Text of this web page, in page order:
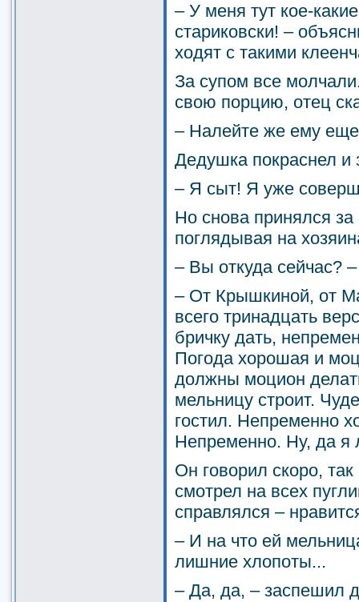
– У меня тут кое-
стариковски! –
ходят с такими
За супом все
свою порцию, отец
– Налейте же ему
Дедушка покраснел и
– Я сыт! Я уже
Но снова принялся за
поглядывая на
– Вы откуда сейчас?
– От Крышкиной, от
всего тринадцать
бричку дать,
Погода хорошая и
должны моцион
мельницу строит.
гостил. Непременно
Непременно. Ну, да я
Он говорил скоро,
смотрел на всех
справлялся –
– И на что ей
лишние хлопоты...
– Да, да, – заспешил